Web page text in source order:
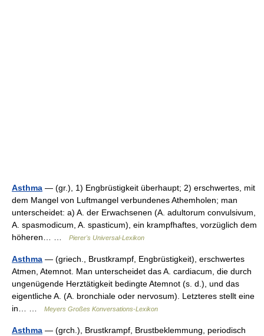
Asthma — (gr.), 1) Engbrüstigkeit überhaupt; 2) erschwertes, mit
dem Mangel von Luftmangel verbundenes Athemholen; man
unterscheidet: a) A. der Erwachsenen (A. adultorum convulsivum,
A. spasmodicum, A. spasticum), ein krampfhaftes, vorzüglich dem
höheren… …
Pierer's Universal-Lexikon
Asthma — (griech., Brustkrampf, Engbrüstigkeit), erschwertes
Atmen, Atemnot. Man unterscheidet das A. cardiacum, die durch
ungenügende Herztätigkeit bedingte Atemnot (s. d.), und das
eigentliche A. (A. bronchiale oder nervosum). Letzteres stellt eine
in… …
Meyers Großes Konversations-Lexikon
Asthma — (grch.), Brustkrampf, Brustbeklemmung, periodisch